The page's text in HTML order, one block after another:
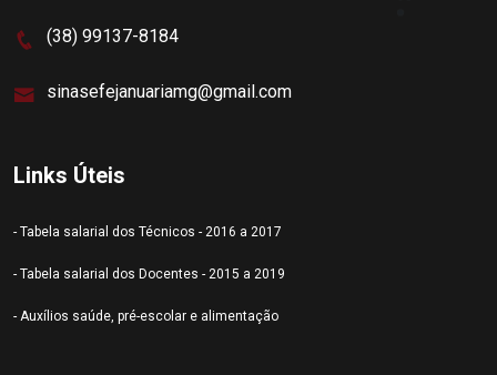
(38) 99137-8184
sinasefejanuariamg@gmail.com
Links Úteis
- Tabela salarial dos Técnicos - 2016 a 2017
- Tabela salarial dos Docentes - 2015 a 2019
- Auxílios saúde, pré-escolar e alimentação